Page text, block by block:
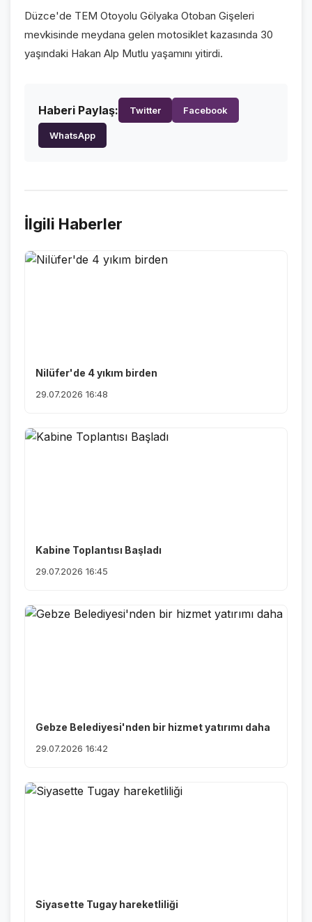
FOTO GALERİ
HAKKIMIZDA
KÜNYE
Düzce'de TEM Otoyolu Gölyaka Otoban Gişeleri
mevkisinde meydana gelen motosiklet kazasında 30
yaşındaki Hakan Alp Mutlu yaşamını yitirdi.
Haberi Paylaş: Twitter Facebook
WhatsApp
İlgili Haberler
Nilüfer'de 4 yıkım birden
29.07.2026 16:48
Kabine Toplantısı Başladı
29.07.2026 16:45
Gebze Belediyesi'nden bir hizmet yatırımı daha
29.07.2026 16:42
Siyasette Tugay hareketliliği